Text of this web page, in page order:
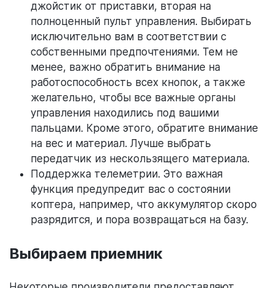
джойстик от приставки, вторая на
полноценный пульт управления. Выбирать
исключительно вам в соответствии с
собственными предпочтениями. Тем не
менее, важно обратить внимание на
работоспособность всех кнопок, а также
желательно, чтобы все важные органы
управления находились под вашими
пальцами. Кроме этого, обратите внимание
на вес и материал. Лучше выбрать
передатчик из нескользящего материала.
Поддержка телеметрии. Это важная
функция предупредит вас о состоянии
коптера, например, что аккумулятор скоро
разрядится, и пора возвращаться на базу.
Выбираем приемник